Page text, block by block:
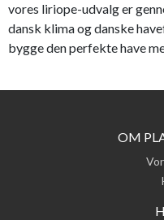
vores liriope-udvalg er
dansk klima og danske
bygge den perfekte have
OM